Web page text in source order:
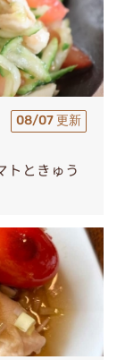
08/07 更新
トときゅう